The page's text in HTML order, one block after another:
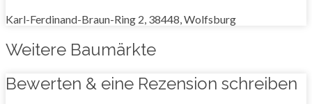
Karl-Ferdinand-Braun-Ring 2, 38448, Wolfsburg
Weitere Baumärkte
Bewerten & eine Rezension schreiben